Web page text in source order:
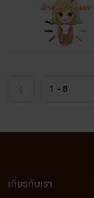
เกี่ยวกับเรา